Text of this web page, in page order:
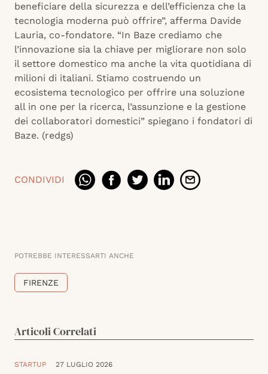
beneficiare della sicurezza e dell’efficienza che la
tecnologia moderna può offrire”, afferma Davide
Lauria, co-fondatore. “In Baze crediamo che
l’innovazione sia la chiave per migliorare non solo
il settore domestico ma anche la vita quotidiana di
milioni di italiani. Stiamo costruendo un
ecosistema tecnologico per offrire una soluzione
all in one per la ricerca, l’assunzione e la gestione
dei collaboratori domestici” spiegano i fondatori di
Baze. (redgs)
CONDIVIDI
POTREBBE INTERESSARTI ANCHE
FIRENZE
Articoli Correlati
STARTUP 27 LUGLIO 2026